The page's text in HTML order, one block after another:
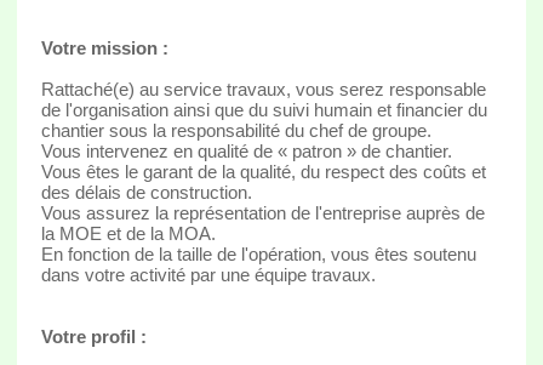
Votre mission :
Rattaché(e) au service travaux, vous serez responsable
de l'organisation ainsi que du suivi humain et financier du
chantier sous la responsabilité du chef de groupe.
Vous intervenez en qualité de « patron » de chantier.
Vous êtes le garant de la qualité, du respect des coûts et
des délais de construction.
Vous assurez la représentation de l'entreprise auprès de
la MOE et de la MOA.
En fonction de la taille de l'opération, vous êtes soutenu
dans votre activité par une équipe travaux.
Votre profil :